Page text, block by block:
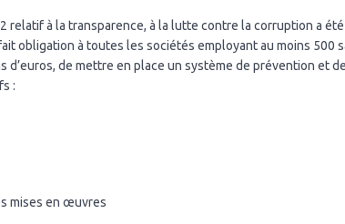
relatif à la transparence, à la lutte contre la corruption a
obligation à toutes les sociétés employant au moins 500
d’euros, de mettre en place un système de prévention et
:
mises en œuvres